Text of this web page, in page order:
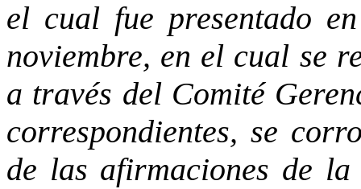
el cual fue presentado
noviembre, en el cual se
a través del Comité
correspondientes, se
de las afirmaciones de la